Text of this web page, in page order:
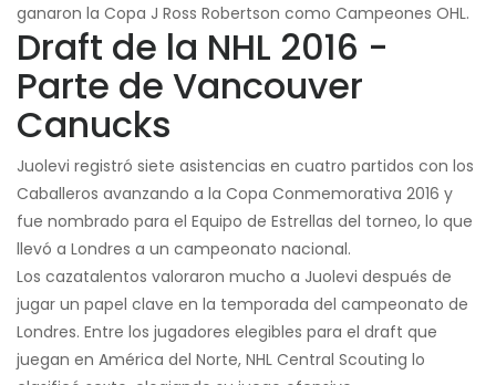
ganaron la Copa J Ross Robertson como Campeones OHL.
Draft de la NHL 2016 -
Parte de Vancouver
Canucks
Juolevi registró siete asistencias en cuatro partidos con los
Caballeros avanzando a la Copa Conmemorativa 2016 y
fue nombrado para el Equipo de Estrellas del torneo, lo que
llevó a Londres a un campeonato nacional.
Los cazatalentos valoraron mucho a Juolevi después de
jugar un papel clave en la temporada del campeonato de
Londres. Entre los jugadores elegibles para el draft que
juegan en América del Norte, NHL Central Scouting lo